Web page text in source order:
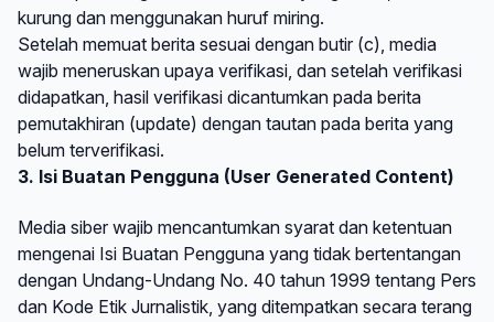
kurung dan menggunakan huruf miring.
Setelah memuat berita sesuai dengan butir (c), media
wajib meneruskan upaya verifikasi, dan setelah verifikasi
didapatkan, hasil verifikasi dicantumkan pada berita
pemutakhiran (update) dengan tautan pada berita yang
belum terverifikasi.
3. Isi Buatan Pengguna (User Generated Content)
Media siber wajib mencantumkan syarat dan ketentuan
mengenai Isi Buatan Pengguna yang tidak bertentangan
dengan Undang-Undang No. 40 tahun 1999 tentang Pers
dan Kode Etik Jurnalistik, yang ditempatkan secara terang